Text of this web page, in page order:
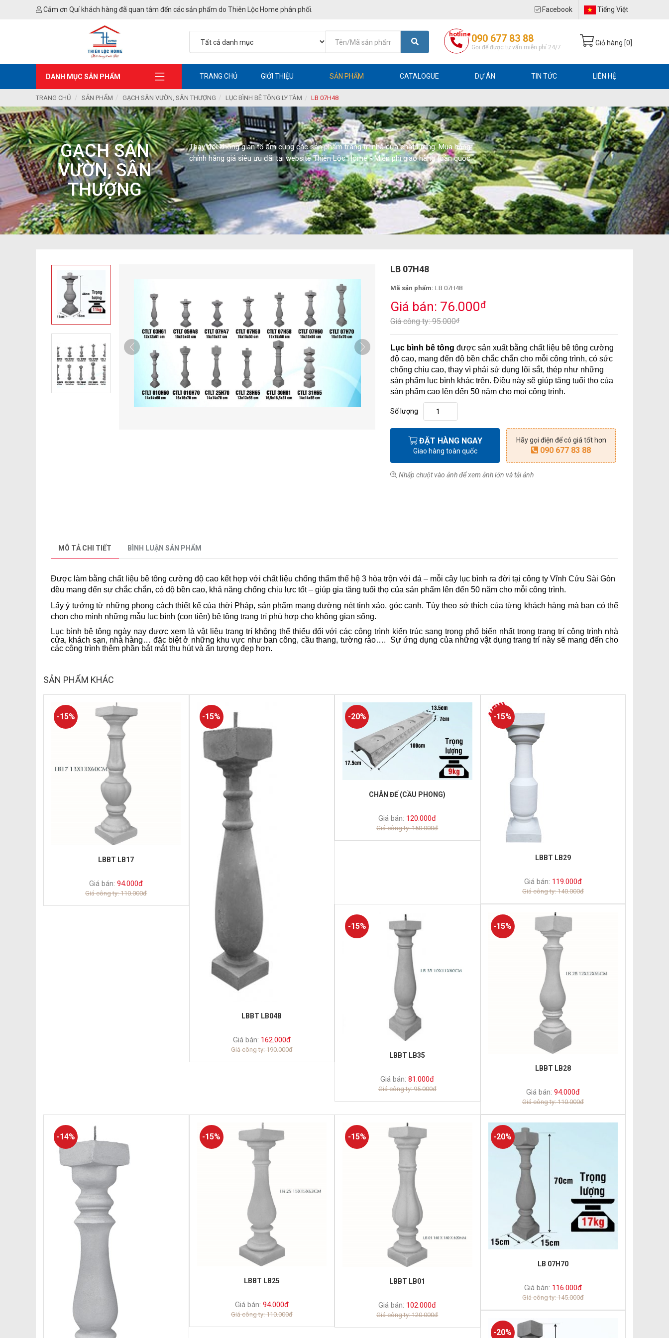
Cảm ơn Quí khách hàng đã quan tâm đến các sản phẩm do Thiên Lộc Home phân phối. Facebook Tiếng Việt
hotline 090 677 83 88
Gọi để được tư vấn miễn phí 24/7
Giỏ hàng [0
DANH MỤC SẢN PHẨM TRANG CHỦ GIỚI THIỆU SẢN PHẨM CATALOGUE DỰ ÁN TIN TỨC LIÊN HỆ
TRANG CHỦ SẢN PHẨM GẠCH SÂN VƯỜN, SÂN THƯỢNG LỤC BÌNH BÊ TÔNG LY TÂM LB 07H48
GẠCH SÂN
VƯỜN, SÂN
THƯỢNG
Thay đổi không gian tổ ấm cùng các sản phẩm trang trí nhà cửa chất lượng. Mua hàng
chính hãng giá siêu ưu đãi tại website Thiên Lộc Home - Miễn phí giao hàng toàn quốc.
LB 07H48
Mã sản phẩm: LB 07H48
Giá bán: 76.000đ
Giá công ty: 95.000đ
Lục bình bê tôngđược sản xuất bằng chất liệu bê tông cường
độ cao, mang đến độ bền chắc chắn cho mỗi công trình, có sức
chống chịu cao, thay vì phải sử dụng lõi sắt, thép như những
sản phẩm lục bình khác trên. Điều này sẽ giúp tăng tuổi thọ của
sản phẩm cao lên đến 50 năm cho mọi công trình.
Số lượng
ĐẶT HÀNG NGAY
Giao hàng toàn quốc
Hãy gọi điện để có giá tốt hơn
090 677 83 88
Nhấp chuột vào ảnh để xem ảnh lớn và tải ảnh
MÔ TẢ CHI TIẾT BÌNH LUẬN SẢN PHẨM
Được làm bằng chất liệu bê tông cường độ cao kết hợp với chất liệu chống thấm thế hệ 3 hòa trộn với đá – mỗi cây lục bình ra đời tại công ty Vĩnh Cửu Sài Gòn
đều mang đến sự chắc chắn, có độ bền cao, khả năng chống chịu lực tốt – giúp gia tăng tuổi thọ của sản phẩm lên đến 50 năm cho mỗi công trình.
Lấy ý tưởng từ những phong cách thiết kế của thời Pháp, sản phẩm mang đường nét tinh xảo, góc cạnh. Tùy theo sở thích của từng khách hàng mà bạn có thể
chọn cho mình những mẫu lục bình (con tiện) bê tông trang trí phù hợp cho không gian sống.
Lục bình bê tông ngày nay được xem là vật liệu trang trí không thể thiếu đối với các công trình kiến trúc sang trọng phổ biến nhất trong trang trí công trình nhà
cửa, khách sạn, nhà hàng… đặc biệt ở những khu vực như ban công, cầu thang, tường rào…. Sự ứng dụng của những vật dụng trang trí này sẽ mang đến cho
các công trình thêm phần bắt mắt thu hút và ấn tượng đẹp hơn.
SẢN PHẨM KHÁC
-15%
LBBT LB17
Giá bán: 94.000đ
Giá công ty: 110.000đ
-15%
LBBT LB04B
Giá bán: 162.000đ
Giá công ty: 190.000đ
-20%
CHÂN ĐẾ (CẦU PHONG)
Giá bán: 120.000đ
Giá công ty: 150.000đ
-15%
LBBT LB29
Giá bán: 119.000đ
Giá công ty: 140.000đ
-15%
LBBT LB35
Giá bán: 81.000đ
Giá công ty: 95.000đ
-15%
LBBT LB28
Giá bán: 94.000đ
Giá công ty: 110.000đ
-14% -15%
LBBT LB25
Giá bán: 94.000đ
Giá công ty: 110.000đ
-15%
LBBT LB01
Giá bán: 102.000đ
Giá công ty: 120.000đ
-20%
LB 07H70
Giá bán: 116.000đ
Giá công ty: 145.000đ
-20%